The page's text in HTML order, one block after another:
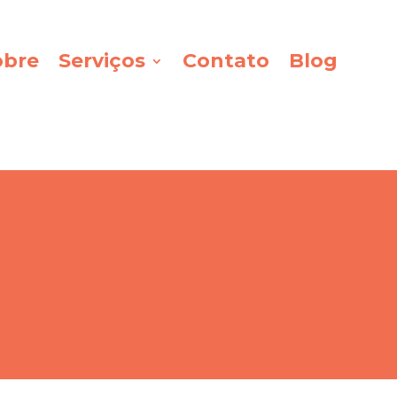
Serviços Contato Blog